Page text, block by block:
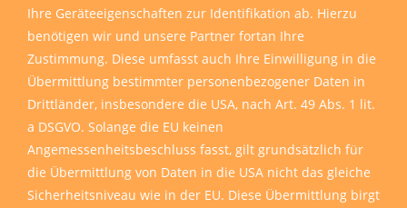
Ihre Geräteeigenschaften zur Identifikation ab. Hierzu
benötigen wir und unsere Partner fortan Ihre
Zustimmung. Diese umfasst auch Ihre Einwilligung in die
Übermittlung bestimmter personenbezogener Daten in
Drittländer, insbesondere die USA, nach Art. 49 Abs. 1 lit.
a DSGVO. Solange die EU keinen
Angemessenheitsbeschluss fasst, gilt grundsätzlich für
die Übermittlung von Daten in die USA nicht das gleiche
Sicherheitsniveau wie in der EU. Diese Übermittlung birgt